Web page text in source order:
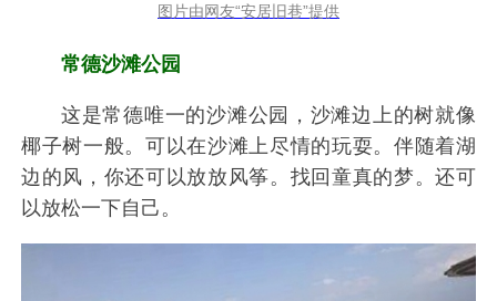
图片由网友“安居旧巷”提供
常德沙滩公园
这是常德唯一的沙滩公园，沙滩边上的树就像
椰子树一般。可以在沙滩上尽情的玩耍。伴随着湖
边的风，你还可以放放风筝。找回童真的梦。还可
以放松一下自己。